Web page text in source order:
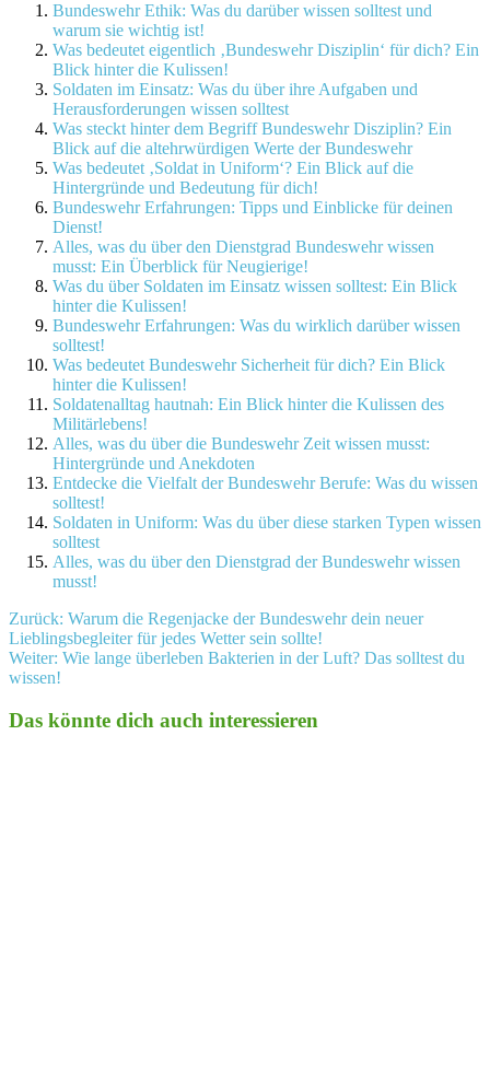
Bundeswehr Ethik: Was du darüber wissen solltest und
warum sie wichtig ist!
Was bedeutet eigentlich ‚Bundeswehr Disziplin‘ für dich? Ein
Blick hinter die Kulissen!
Soldaten im Einsatz: Was du über ihre Aufgaben und
Herausforderungen wissen solltest
Was steckt hinter dem Begriff Bundeswehr Disziplin? Ein
Blick auf die altehrwürdigen Werte der Bundeswehr
Was bedeutet ‚Soldat in Uniform‘? Ein Blick auf die
Hintergründe und Bedeutung für dich!
Bundeswehr Erfahrungen: Tipps und Einblicke für deinen
Dienst!
Alles, was du über den Dienstgrad Bundeswehr wissen
musst: Ein Überblick für Neugierige!
Was du über Soldaten im Einsatz wissen solltest: Ein Blick
hinter die Kulissen!
Bundeswehr Erfahrungen: Was du wirklich darüber wissen
solltest!
Was bedeutet Bundeswehr Sicherheit für dich? Ein Blick
hinter die Kulissen!
Soldatenalltag hautnah: Ein Blick hinter die Kulissen des
Militärlebens!
Alles, was du über die Bundeswehr Zeit wissen musst:
Hintergründe und Anekdoten
Entdecke die Vielfalt der Bundeswehr Berufe: Was du wissen
solltest!
Soldaten in Uniform: Was du über diese starken Typen wissen
solltest
Alles, was du über den Dienstgrad der Bundeswehr wissen
musst!
Beitragsnavigation
Zurück: Warum die Regenjacke der Bundeswehr dein neuer
Lieblingsbegleiter für jedes Wetter sein sollte!
Weiter: Wie lange überleben Bakterien in der Luft? Das solltest du
wissen!
Das könnte dich auch interessieren